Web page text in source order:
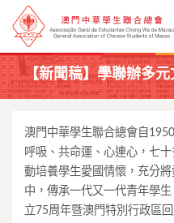
【新聞稿】學聯辦多
澳門中華學生聯合總會自
呼吸、共命運、心連心，七
動培養學生愛國情懷，充分
中，傳承一代又一代青年學
立75周年暨澳門特別行政區